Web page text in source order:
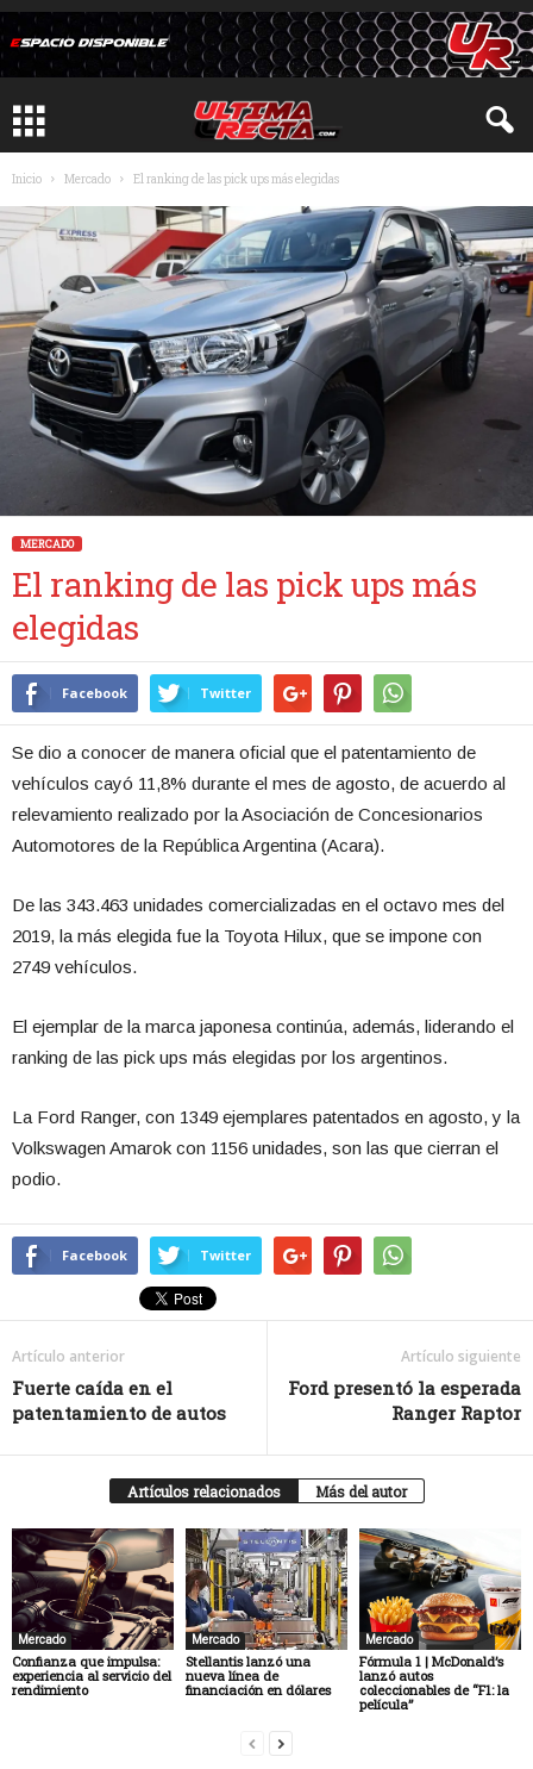
Inicio Mercado El ranking de las pick ups más elegidas
MERCADO
El ranking de las pick ups más
elegidas
Facebook Twitter
Se dio a conocer de manera oficial que el patentamiento de
vehículos cayó 11,8% durante el mes de agosto, de acuerdo al
relevamiento realizado por la Asociación de Concesionarios
Automotores de la República Argentina (Acara).
De las 343.463 unidades comercializadas en el octavo mes del
2019, la más elegida fue la Toyota Hilux, que se impone con
2749 vehículos.
El ejemplar de la marca japonesa continúa, además, liderando el
ranking de las pick ups más elegidas por los argentinos.
La Ford Ranger, con 1349 ejemplares patentados en agosto, y la
Volkswagen Amarok con 1156 unidades, son las que cierran el
podio.
Facebook Twitter
Artículo anterior
Fuerte caída en el
patentamiento de autos
Artículo siguiente
Ford presentó la esperada
Ranger Raptor
Artículos relacionados Más del autor
Mercado
Confianza que impulsa:
experiencia al servicio del
rendimiento
Mercado
Stellantis lanzó una
nueva línea de
financiación en dólares
Mercado
Fórmula 1 | McDonald’s
lanzó autos
coleccionables de “F1: la
película”